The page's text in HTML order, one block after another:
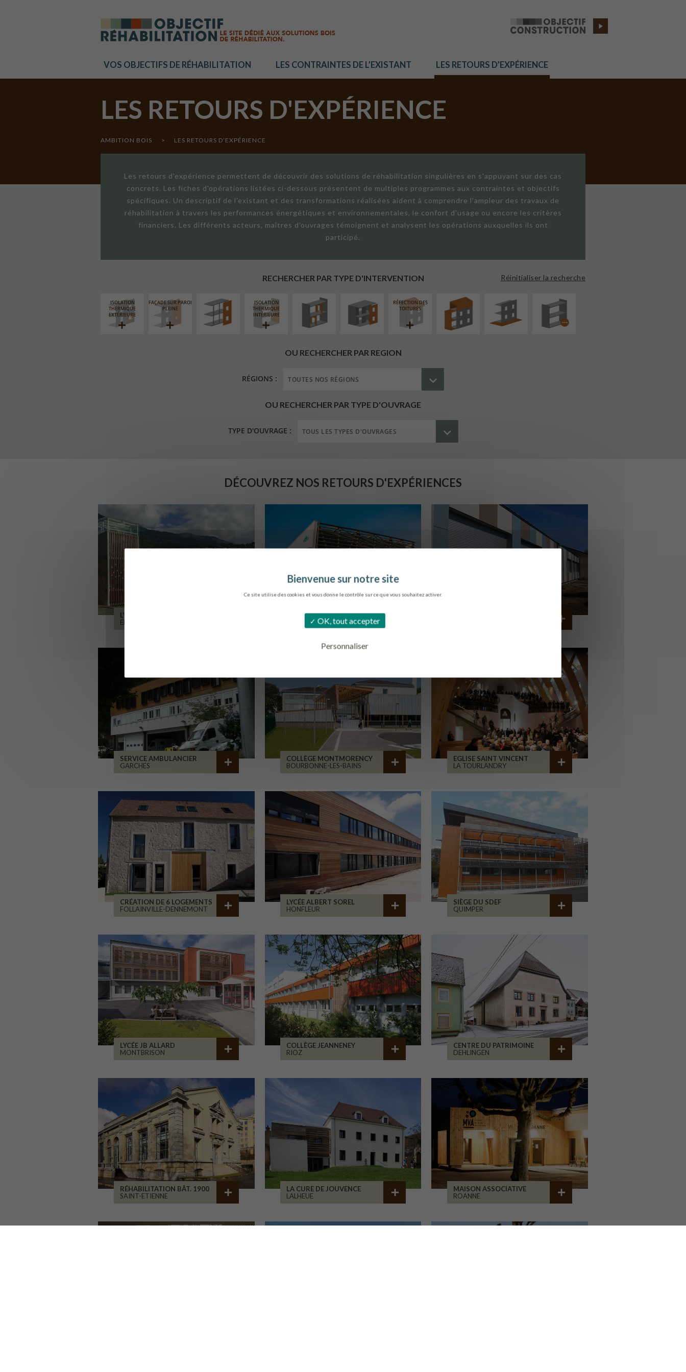
Ce site utilise des cookies et vous donne le contrôle sur ce que vous souhaitez activer.
OK, tout accepter
Personnaliser
VOS OBJECTIFS DE RÉHABILITATION LES CONTRAINTES DE L’EXISTANT LES RETOURS D’EXPÉRIENCE
LES RETOURS D'EXPÉRIENCE
AMBITION BOIS > LES RETOURS D’EXPÉRIENCE
Les retours d'expérience permettent de découvrir des solutions de réhabilitation singulières en s'appuyant sur des cas
concrets. Les fiches d'opérations listées ci-dessous présentent de multiples programmes aux contraintes et objectifs
spécifiques. Un descriptif de l'existant et des transformations réalisées aident à comprendre l'ampleur des travaux de
réhabilitation à travers les performances énergétiques et environnementales, le confort d'usage ou encore les critères
financiers. Les différents acteurs, maîtres d'ouvrages témoignent et analysent les opérations auxquelles ils ont
participé.
RECHERCHER PAR TYPE D'INTERVENTION Réinitialiser la recherche
ISOLATION
THERMIQUE
EXTÉRIEURE
FAÇADE SUR PAROI
PLEINE
ISOLATION
THERMIQUE
INTÉRIEURE
RÉFECTION DES
TOITURES
OU RECHERCHER PAR REGION
RÉGIONS :
OU RECHERCHER PAR TYPE D'OUVRAGE
TYPE D'OUVRAGE :
DÉCOUVREZ NOS RETOURS D'EXPÉRIENCES
LYCÉE ALPES ET DURANCE
EMBRUN
SIÈGE DE L’ONF
SERVICE AMBULANCIER
GARCHES
COLLÈGE MONTMORENCY
BOURBONNE-LES-BAINS
EGLISE SAINT VINCENT
LA TOURLANDRY
CRÉATION DE 6 LOGEMENTS
FOLLAINVILLE-DENNEMONT
LYCÉE ALBERT SOREL
HONFLEUR
SIÈGE DU SDEF
QUIMPER
LYCÉE JB ALLARD
MONTBRISON
COLLÈGE JEANNENEY
RIOZ
CENTRE DU PATRIMOINE
DEHLINGEN
RÉHABILITATION BÂT. 1900
SAINT-ETIENNE
LA CURE DE JOUVENCE
LALHEUE
MAISON ASSOCIATIVE
ROANNE